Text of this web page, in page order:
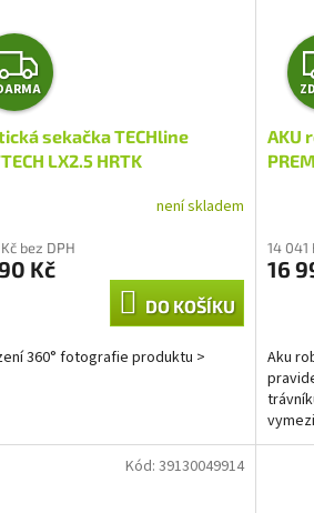
Z
D
A
M
sekačka TECHline
LX2.5 HRTK
není skladem
bez DPH
Kč
DO KOŠÍKU
360° fotografie produktu >
AKU
14 041
16
Aku
sekat
Kód: 39130049914